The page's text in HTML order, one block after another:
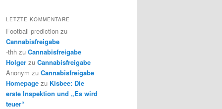
LETZTE KOMMENTARE
Football prediction zu
Cannabisfreigabe
-thh zu Cannabisfreigabe
Holger zu Cannabisfreigabe
Anonym zu Cannabisfreigabe
Homepage zu Kisbee: Die
erste Inspektion und „Es wird
teuer“